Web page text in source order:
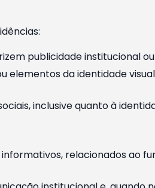
publicidade institucional
elementos da identidade
inclusive quanto à
relacionados ao